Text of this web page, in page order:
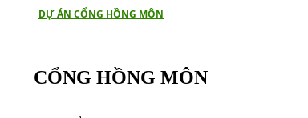
DỰ ÁN CỔNG HỒNG MÔN
CỔNG HỒNG MÔN